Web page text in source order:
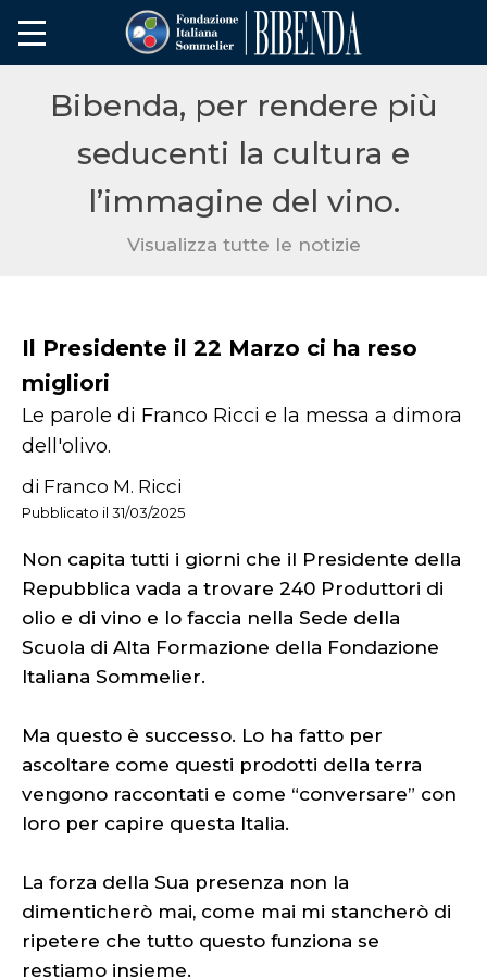
Bibenda, per rendere più
seducenti la cultura e
l’immagine del vino.
Visualizza tutte le notizie
Il Presidente il 22 Marzo ci ha reso
migliori
Le parole di Franco Ricci e la messa a dimora
dell'olivo.
di Franco M. Ricci
Pubblicato il 31/03/2025
Non capita tutti i giorni che il Presidente della
Repubblica vada a trovare 240 Produttori di
olio e di vino e lo faccia nella Sede della
Scuola di Alta Formazione della Fondazione
Italiana Sommelier.
Ma questo è successo. Lo ha fatto per
ascoltare come questi prodotti della terra
vengono raccontati e come “conversare” con
loro per capire questa Italia.
La forza della Sua presenza non la
dimenticherò mai, come mai mi stancherò di
ripetere che tutto questo funziona se
restiamo insieme.